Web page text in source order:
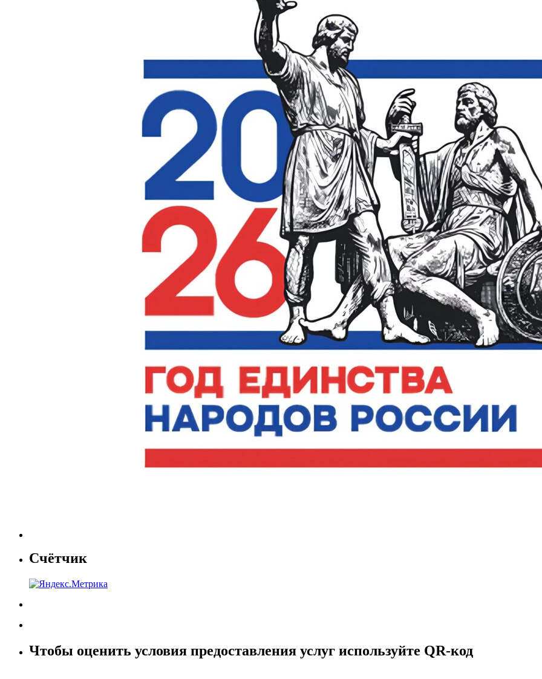
Счётчик
Чтобы оценить условия предоставления услуг используйте QR-код